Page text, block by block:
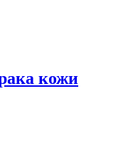
кожи